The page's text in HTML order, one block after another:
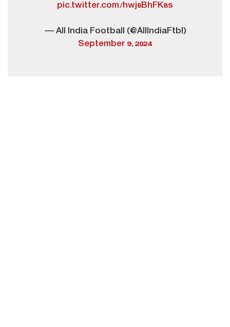
pic.twitter.com/hwj6BhFK8s
— All India Football (@AllIndiaFtbl)
September 9, 2024